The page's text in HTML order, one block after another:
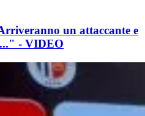
un attaccante e
- VIDEO